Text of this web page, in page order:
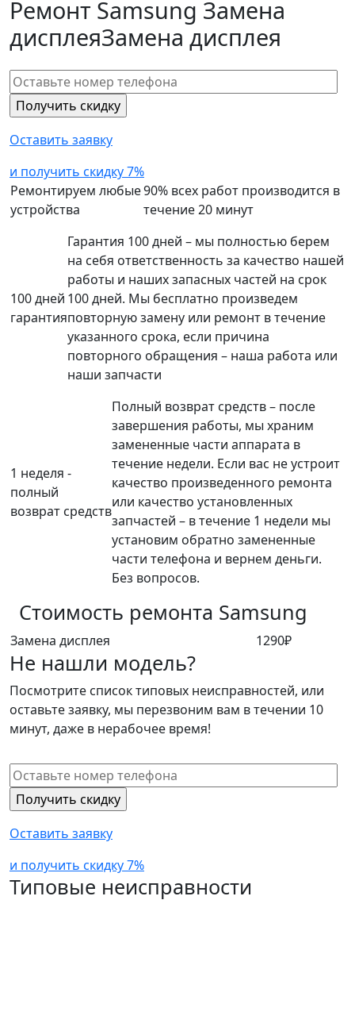
Ремонт Samsung Замена
дисплеяЗамена дисплея
Оставить заявку
и получить скидку 7%
Ремонтируем любые
устройства
90% всех работ производится в
течение 20 минут
100 дней
гарантия
Гарантия 100 дней – мы полностью берем
на себя ответственность за качество нашей
работы и наших запасных частей на срок
100 дней. Мы бесплатно произведем
повторную замену или ремонт в течение
указанного срока, если причина
повторного обращения – наша работа или
наши запчасти
1 неделя -
полный
возврат средств
Полный возврат средств – после
завершения работы, мы храним
замененные части аппарата в
течение недели. Если вас не устроит
качество произведенного ремонта
или качество установленных
запчастей – в течение 1 недели мы
установим обратно замененные
части телефона и вернем деньги.
Без вопросов.
Стоимость ремонта Samsung
Замена дисплея 1290₽
Не нашли модель?
Посмотрите список типовых неисправностей, или
оставьте заявку, мы перезвоним вам в течении 10
минут, даже в нерабочее время!
Оставить заявку
и получить скидку 7%
Типовые неисправности